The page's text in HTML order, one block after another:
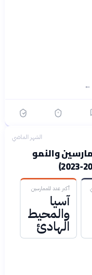
الشهر الماضي
والنمو
أكبر عدد للممارسين
آسيا
والمحيط
الهادئ